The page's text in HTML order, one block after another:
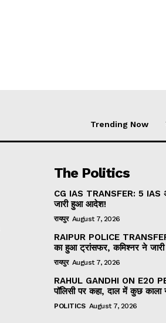
Trending Now
The Politics
CG IAS TRANSFER: 5 IAS
जारी हुआ आदेश!
रायपुर August 7, 2026
RAIPUR POLICE
का हुआ ट्रांसफर, कमिश्नर ने
रायपुर August 7, 2026
RAHUL GANDHI ON E20
पॉलिसी पर कहा, दाल में कुछ काला
POLITICS August 7, 2026